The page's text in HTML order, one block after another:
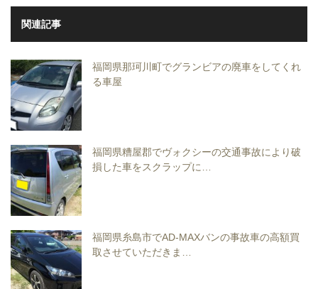
関連記事
福岡県那珂川町でグランビアの廃車をしてくれ
る車屋
福岡県糟屋郡でヴォクシーの交通事故により破
損した車をスクラップに…
福岡県糸島市でAD-MAXバンの事故車の高額買
取させていただきま…